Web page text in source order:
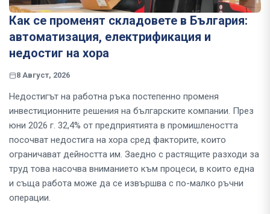
Как се променят складовете в България:
автоматизация, електрификация и
недостиг на хора
8 Август, 2026
Недостигът на работна ръка постепенно променя
инвестиционните решения на българските компании. През
юни 2026 г. 32,4% от предприятията в промишлеността
посочват недостига на хора сред факторите, които
ограничават дейността им. Заедно с растящите разходи за
труд това насочва вниманието към процеси, в които една
и съща работа може да се извършва с по-малко ръчни
операции.